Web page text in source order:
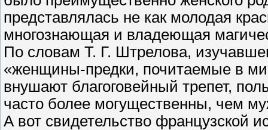
представлялась не как молодая
многознающая и владеющая
По словам Т. Г. Штрелова,
«женщины-предки, почитаемые в
внушают благоговейный трепет,
часто более могущественны, чем
А вот свидетельство французской